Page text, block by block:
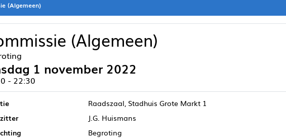
(Algemeen)
(Algemeen)
1 november 2022
- 22:30
Raadszaal, Stadhuis Grote Markt 1
J.G. Huismans
Begroting